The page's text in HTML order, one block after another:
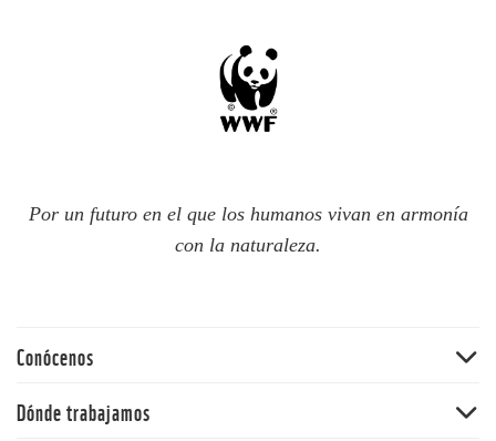
Por un futuro en el que los humanos vivan en armonía
con la naturaleza.
Conócenos
60 aniversario
Dónde trabajamos